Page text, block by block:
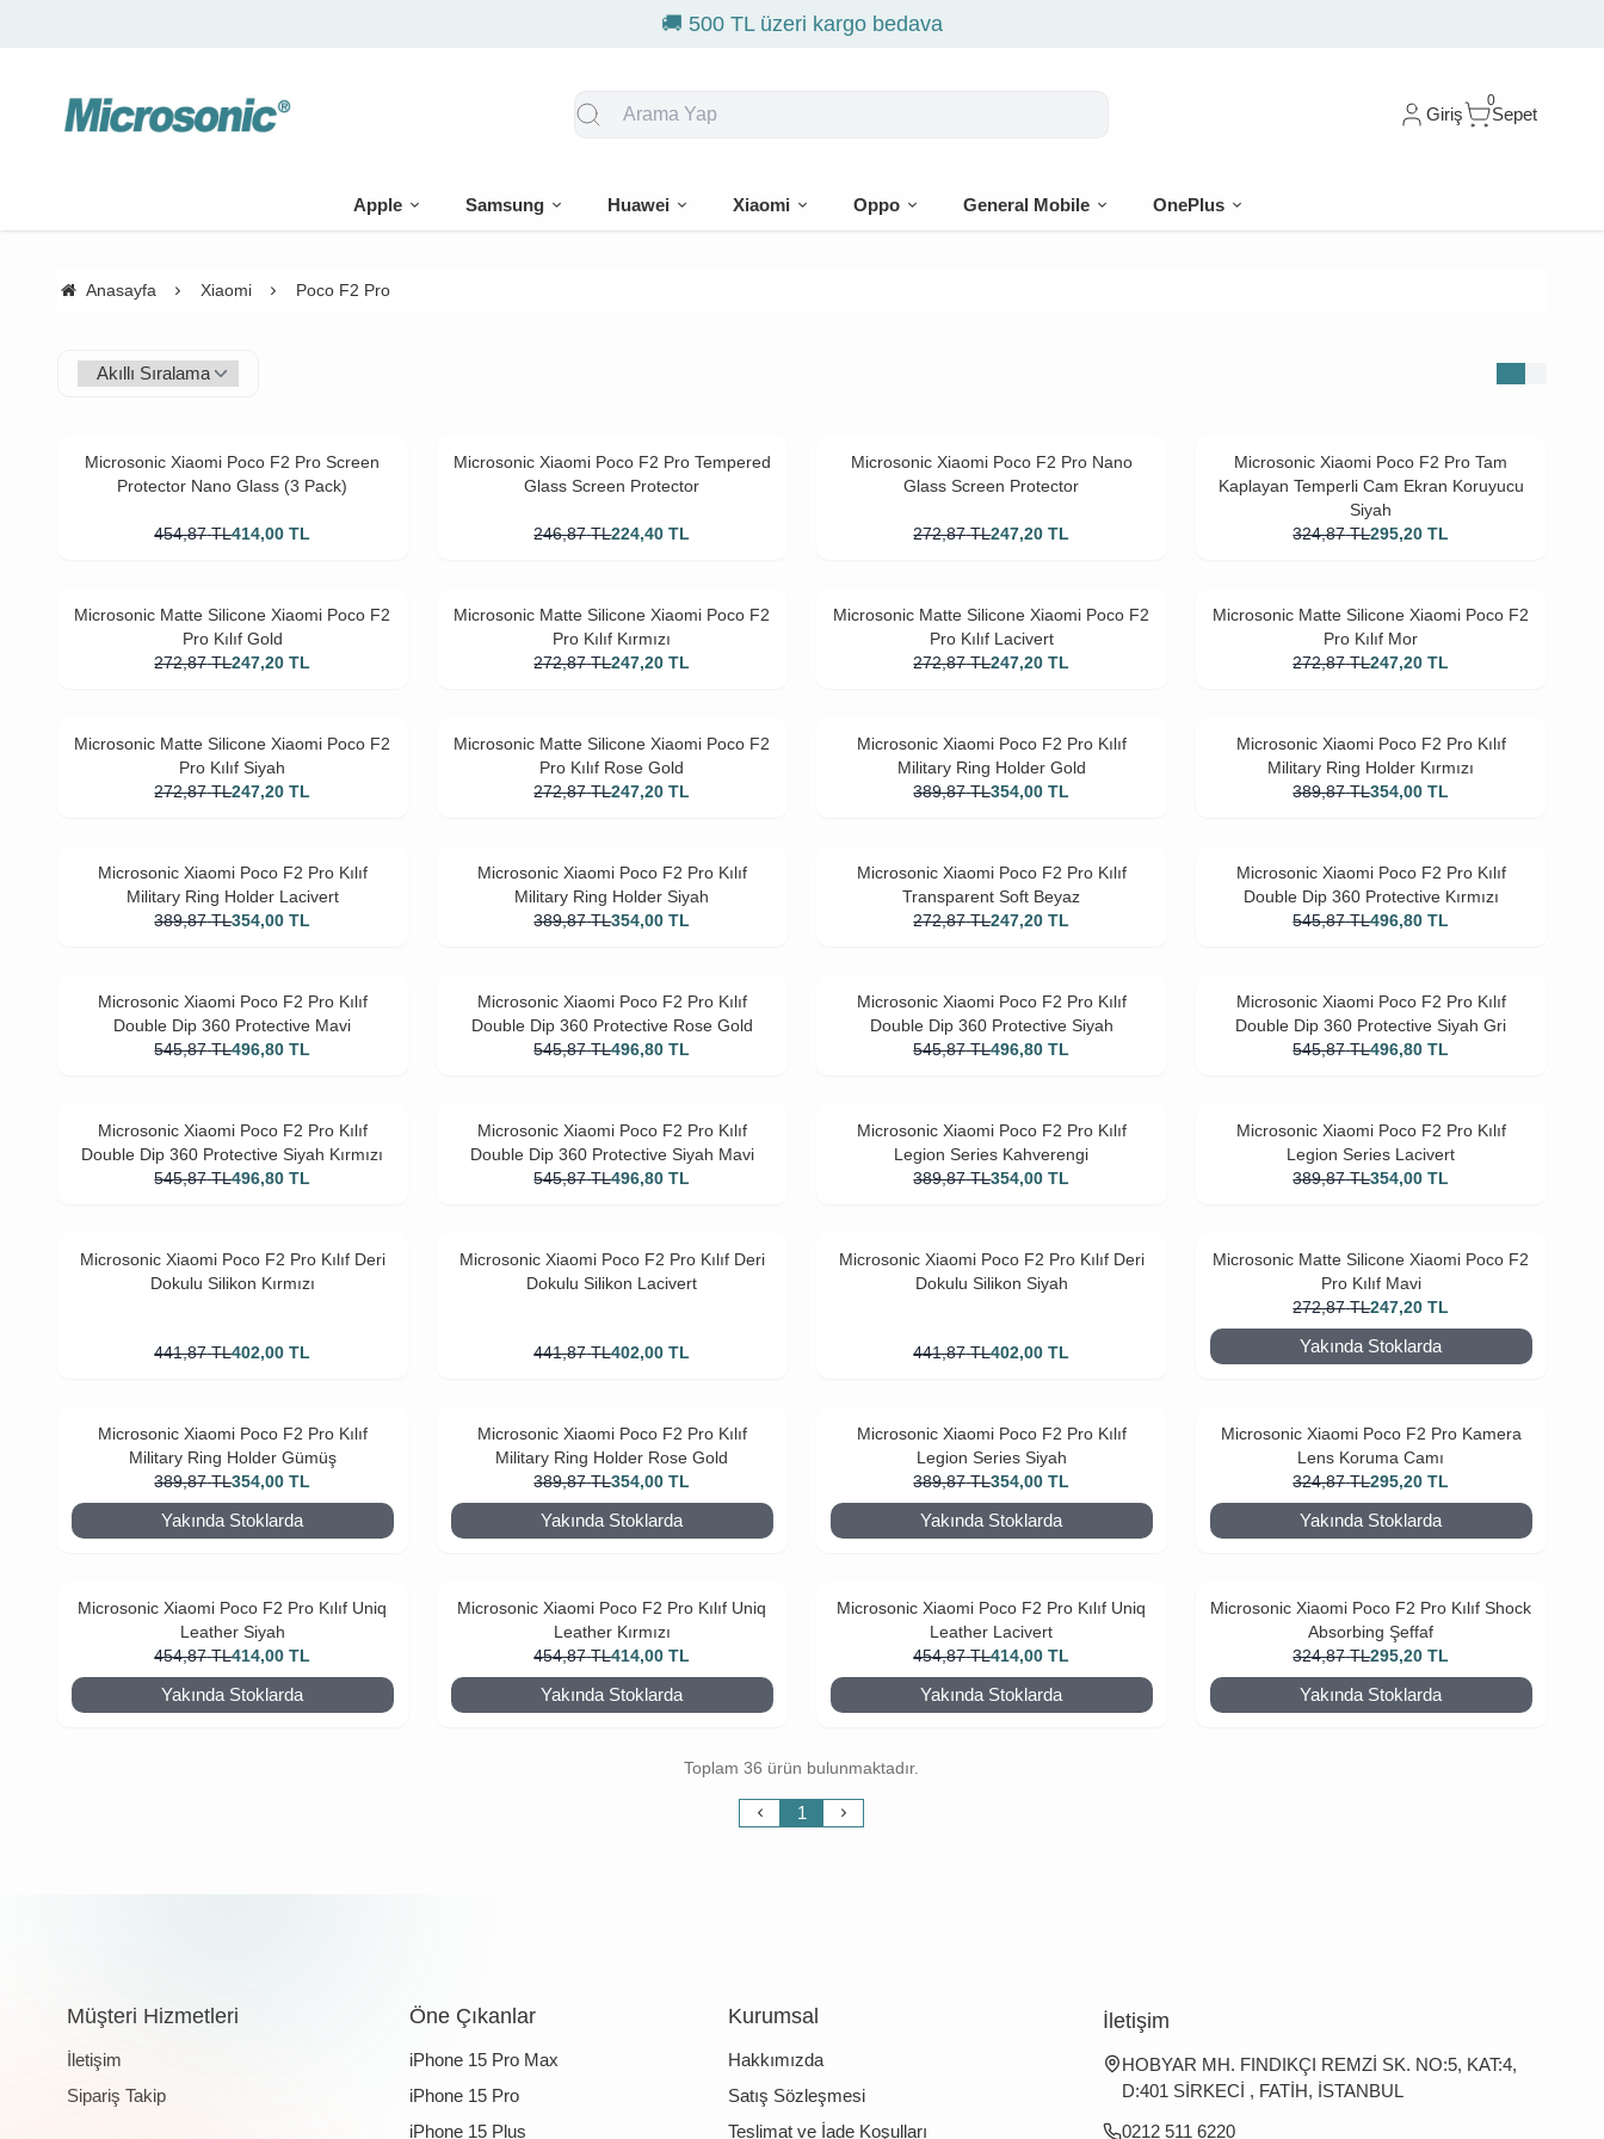
🚚 500 TL üzeri kargo bedava
Giriş
0
Sepet
Apple Samsung Huawei Xiaomi Oppo General Mobile OnePlus
Anasayfa Xiaomi Poco F2 Pro
Microsonic Xiaomi Poco F2 Pro Screen
Protector Nano Glass (3 Pack)
454,87 TL414,00 TL
Microsonic Xiaomi Poco F2 Pro Tempered
Glass Screen Protector
246,87 TL224,40 TL
Microsonic Xiaomi Poco F2 Pro Nano
Glass Screen Protector
272,87 TL247,20 TL
Microsonic Xiaomi Poco F2 Pro Tam
Kaplayan Temperli Cam Ekran Koruyucu
Siyah
324,87 TL295,20 TL
Microsonic Matte Silicone Xiaomi Poco F2
Pro Kılıf Gold
272,87 TL247,20 TL
Microsonic Matte Silicone Xiaomi Poco F2
Pro Kılıf Kırmızı
272,87 TL247,20 TL
Microsonic Matte Silicone Xiaomi Poco F2
Pro Kılıf Lacivert
272,87 TL247,20 TL
Microsonic Matte Silicone Xiaomi Poco F2
Pro Kılıf Mor
272,87 TL247,20 TL
Microsonic Matte Silicone Xiaomi Poco F2
Pro Kılıf Siyah
272,87 TL247,20 TL
Microsonic Matte Silicone Xiaomi Poco F2
Pro Kılıf Rose Gold
272,87 TL247,20 TL
Microsonic Xiaomi Poco F2 Pro Kılıf
Military Ring Holder Gold
389,87 TL354,00 TL
Microsonic Xiaomi Poco F2 Pro Kılıf
Military Ring Holder Kırmızı
389,87 TL354,00 TL
Microsonic Xiaomi Poco F2 Pro Kılıf
Military Ring Holder Lacivert
389,87 TL354,00 TL
Microsonic Xiaomi Poco F2 Pro Kılıf
Military Ring Holder Siyah
389,87 TL354,00 TL
Microsonic Xiaomi Poco F2 Pro Kılıf
Transparent Soft Beyaz
272,87 TL247,20 TL
Microsonic Xiaomi Poco F2 Pro Kılıf
Double Dip 360 Protective Kırmızı
545,87 TL496,80 TL
Microsonic Xiaomi Poco F2 Pro Kılıf
Double Dip 360 Protective Mavi
545,87 TL496,80 TL
Microsonic Xiaomi Poco F2 Pro Kılıf
Double Dip 360 Protective Rose Gold
545,87 TL496,80 TL
Microsonic Xiaomi Poco F2 Pro Kılıf
Double Dip 360 Protective Siyah
545,87 TL496,80 TL
Microsonic Xiaomi Poco F2 Pro Kılıf
Double Dip 360 Protective Siyah Gri
545,87 TL496,80 TL
Microsonic Xiaomi Poco F2 Pro Kılıf
Double Dip 360 Protective Siyah Kırmızı
545,87 TL496,80 TL
Microsonic Xiaomi Poco F2 Pro Kılıf
Double Dip 360 Protective Siyah Mavi
545,87 TL496,80 TL
Microsonic Xiaomi Poco F2 Pro Kılıf
Legion Series Kahverengi
389,87 TL354,00 TL
Microsonic Xiaomi Poco F2 Pro Kılıf
Legion Series Lacivert
389,87 TL354,00 TL
Microsonic Xiaomi Poco F2 Pro Kılıf Deri
Dokulu Silikon Kırmızı
441,87 TL402,00 TL
Microsonic Xiaomi Poco F2 Pro Kılıf Deri
Dokulu Silikon Lacivert
441,87 TL402,00 TL
Microsonic Xiaomi Poco F2 Pro Kılıf Deri
Dokulu Silikon Siyah
441,87 TL402,00 TL
Microsonic Matte Silicone Xiaomi Poco F2
Pro Kılıf Mavi
272,87 TL247,20 TL
Yakında Stoklarda
Microsonic Xiaomi Poco F2 Pro Kılıf
Military Ring Holder Gümüş
389,87 TL354,00 TL
Yakında Stoklarda
Microsonic Xiaomi Poco F2 Pro Kılıf
Military Ring Holder Rose Gold
389,87 TL354,00 TL
Yakında Stoklarda
Microsonic Xiaomi Poco F2 Pro Kılıf
Legion Series Siyah
389,87 TL354,00 TL
Yakında Stoklarda
Microsonic Xiaomi Poco F2 Pro Kamera
Lens Koruma Camı
324,87 TL295,20 TL
Yakında Stoklarda
Microsonic Xiaomi Poco F2 Pro Kılıf Uniq
Leather Siyah
454,87 TL414,00 TL
Yakında Stoklarda
Microsonic Xiaomi Poco F2 Pro Kılıf Uniq
Leather Kırmızı
454,87 TL414,00 TL
Yakında Stoklarda
Microsonic Xiaomi Poco F2 Pro Kılıf Uniq
Leather Lacivert
454,87 TL414,00 TL
Yakında Stoklarda
Microsonic Xiaomi Poco F2 Pro Kılıf Shock
Absorbing Şeffaf
324,87 TL295,20 TL
Yakında Stoklarda
Toplam 36 ürün bulunmaktadır.
1
Müşteri Hizmetleri
İletişim
Sipariş Takip
Öne Çıkanlar
iPhone 15 Pro Max
iPhone 15 Pro
iPhone 15 Plus
Kurumsal
Hakkımızda
Satış Sözleşmesi
Teslimat ve İade Koşulları
İletişim
HOBYAR MH. FINDIKÇI REMZİ SK. NO:5, KAT:4,
D:401 SİRKECİ , FATİH, İSTANBUL
0212 511 6220